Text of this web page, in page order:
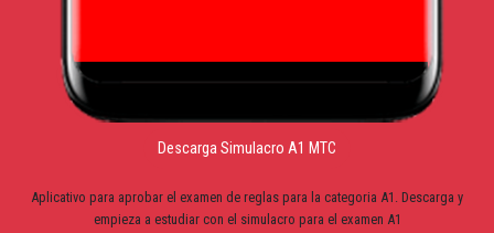
Descarga Simulacro A1 MTC
Aplicativo para aprobar el examen de reglas para la categoria A1. Descarga y
empieza a estudiar con el simulacro para el examen A1